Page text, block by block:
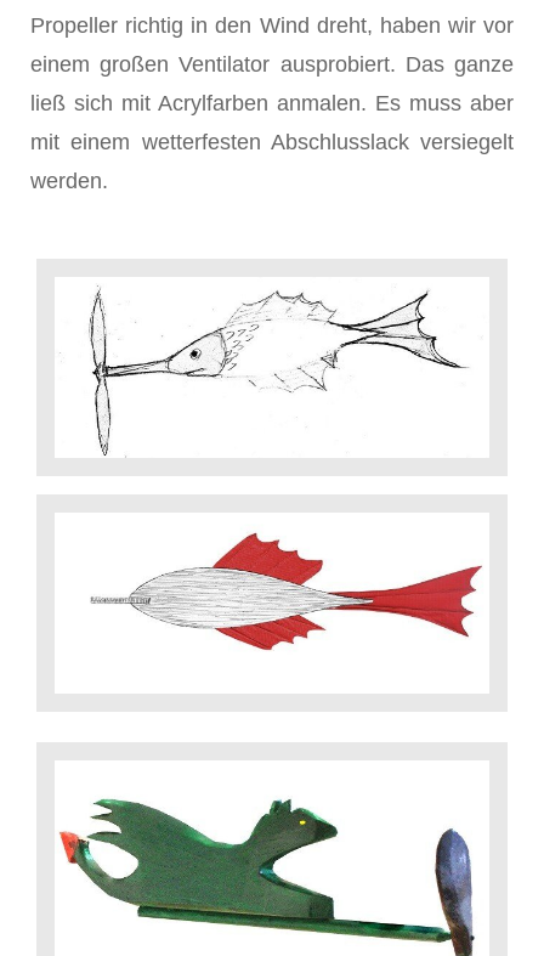
Propeller richtig in den Wind dreht, haben wir vor
einem großen Ventilator ausprobiert. Das ganze
ließ sich mit Acrylfarben anmalen. Es muss aber
mit einem wetterfesten Abschlusslack versiegelt
werden.